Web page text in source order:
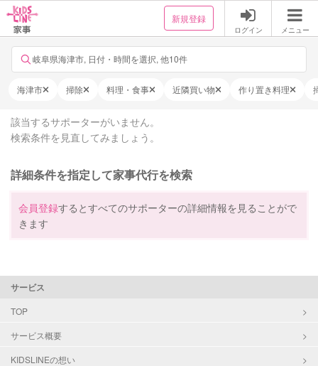
新規登録
ログイン メニュー
岐阜県海津市, 日付・時間を選択, 他10件
海津市 掃除 料理・食事 近隣買い物 作り置き料理
該当するサポーターがいません。
検索条件を見直してみましょう。
詳細条件を指定して家事代行を検索
会員登録するとすべてのサポーターの詳細情報を見ることがで
きます
サービス
TOP
サービス概要
KIDSLINEの想い